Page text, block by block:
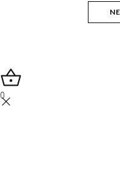
0